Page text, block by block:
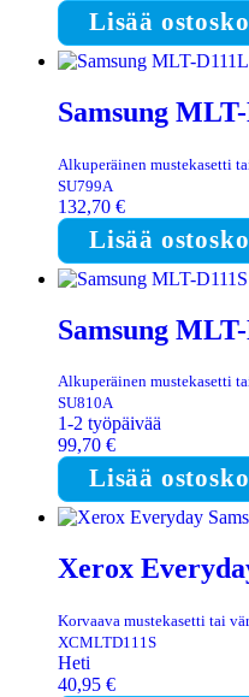
Lisää
Samsung
Alkuperäinen mustekasetti
SU799A
132,70 €
Lisää
Samsung
Alkuperäinen mustekasetti
SU810A
1-2 työpäivää
99,70 €
Lisää
Xerox
Korvaava mustekasetti tai
XCMLTD111S
Heti
40,95 €